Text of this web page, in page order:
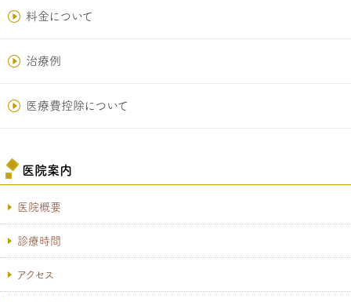
料金について
治療例
医療費控除について
医院案内
医院概要
診療時間
アクセス